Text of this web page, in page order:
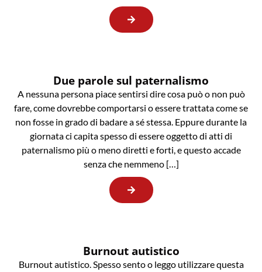
Due parole sul paternalismo
A nessuna persona piace sentirsi dire cosa può o non può
fare, come dovrebbe comportarsi o essere trattata come se
non fosse in grado di badare a sé stessa. Eppure durante la
giornata ci capita spesso di essere oggetto di atti di
paternalismo più o meno diretti e forti, e questo accade
senza che nemmeno […]
Burnout autistico
Burnout autistico. Spesso sento o leggo utilizzare questa